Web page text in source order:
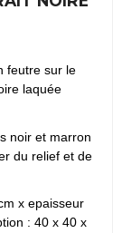
feutre sur le
laquée
noir et marron
du relief et de
x epaisseur
: 40 x 40 x